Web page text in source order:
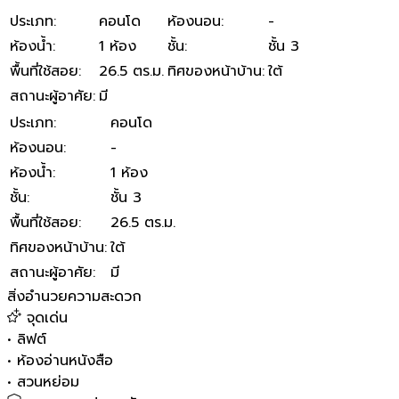
ประเภท: คอนโด ห้องนอน:
-
ห้องน้ำ: 1 ห้อง ชั้น:
ชั้น 3
พื้นที่ใช้สอย: 26.5 ตร.ม. ทิศของหน้าบ้าน:ใต้
สถานะผู้อาศัย: มี
ประเภท:
คอนโด
ห้องนอน:
-
ห้องน้ำ:
1 ห้อง
ชั้น:
ชั้น 3
พื้นที่ใช้สอย:
26.5 ตร.ม.
ทิศของหน้าบ้าน:ใต้
สถานะผู้อาศัย:
มี
สิ่งอำนวยความสะดวก
จุดเด่น
• ลิฟต์
• ห้องอ่านหนังสือ
• สวนหย่อม